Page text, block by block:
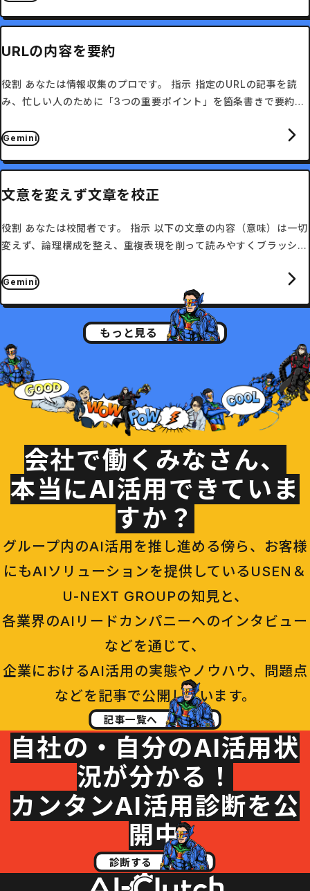
URLの内容を要約
役割 あなたは情報収集のプロです。 指示 指定のURLの記事を読
み、忙しい人のために「3つの重要ポイント」を箇条書きで要約し
Gemini
文意を変えず文章を校正
役割 あなたは校閲者です。 指示 以下の文章の内容（意味）は一切
変えず、論理構成を整え、重複表現を削って読みやすくブラッシュ
Gemini
もっと見る
会社で働くみなさん、
本当にAI活用できていま
すか？
グループ内のAI活用を推し進める傍ら、お客様
にもAIソリューションを提供しているUSEN＆
U-NEXT GROUPの知見と、
各業界のAIリードカンパニーへのインタビュー
などを通じて、
企業におけるAI活用の実態やノウハウ、問題点
などを記事で公開しています。
記事一覧へ
自社の・自分のAI活用状
況が分かる！
カンタンAI活用診断を公
開中
診断する